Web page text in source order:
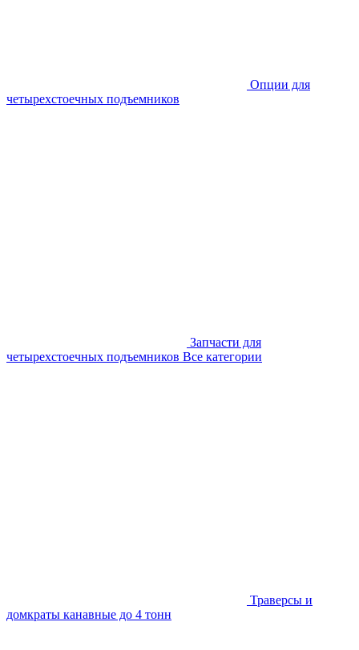
Опции для
четырехстоечных подъемников
Запчасти для
четырехстоечных подъемников Все категории
Траверсы и
домкраты канавные до 4 тонн